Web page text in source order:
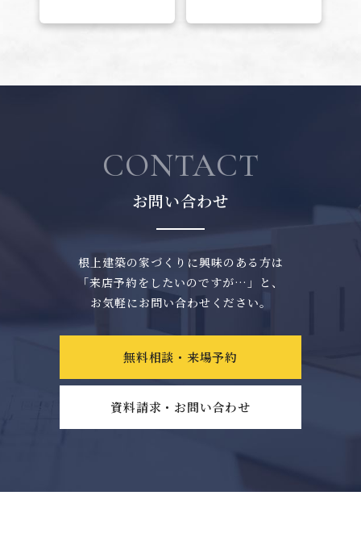
CONTACT
お問い合わせ
根上建築の家づくりに興味のある方は
「来店予約をしたいのですが…」と、
お気軽にお問い合わせください。
無料相談・来場予約
資料請求・お問い合わせ